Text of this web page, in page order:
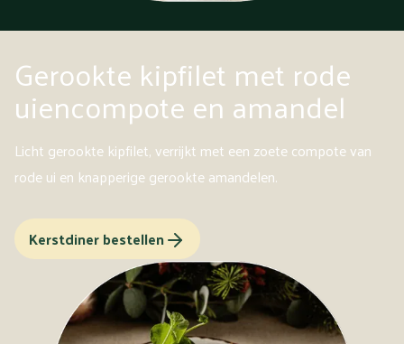
Gerookte kipfilet met rode
uiencompote en amandel
Licht gerookte kipfilet, verrijkt met een zoete compote van
rode ui en knapperige gerookte amandelen.
Kerstdiner bestellen